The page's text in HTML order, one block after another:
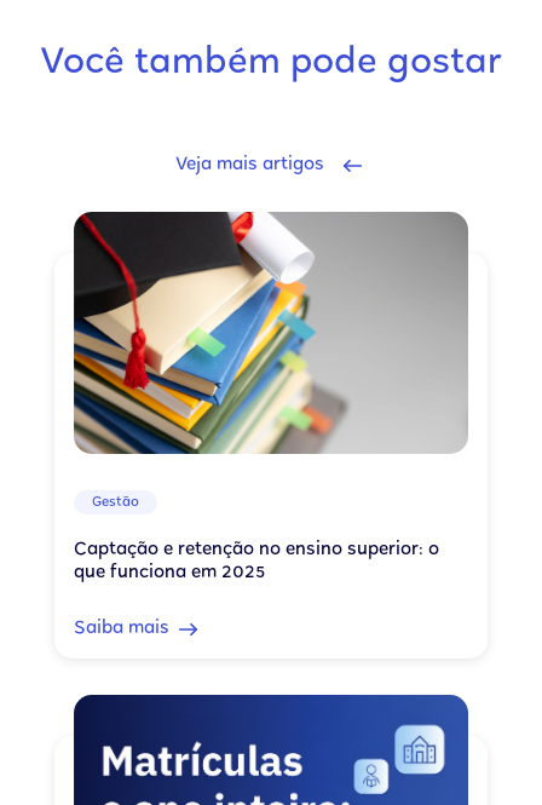
Você também pode gostar
Veja mais artigos
Gestão
Captação e retenção no ensino superior: o
que funciona em 2025
Saiba mais